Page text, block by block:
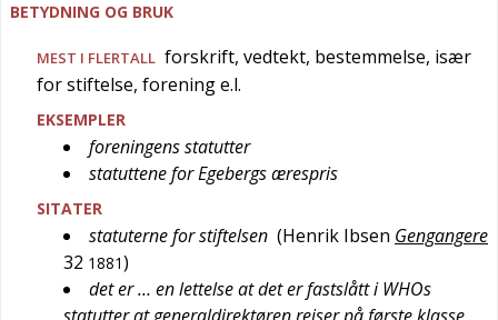
BETYDNING OG BRUK
MEST I FLERTALL forskrift, vedtekt, bestemmelse, især
for stiftelse, forening e.l.
EKSEMPLER
foreningens statutter
statuttene for Egebergs ærespris
SITATER
statuterne for stiftelsen (Henrik Ibsen Gengangere
32 1881)
det er … en lettelse at det er fastslått i WHOs